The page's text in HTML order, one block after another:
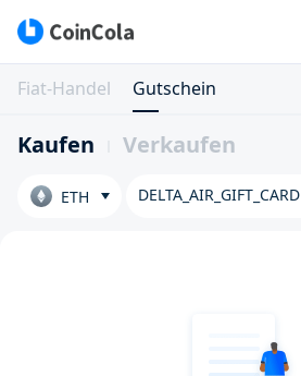
Fiat-Handel Gutschein
Kaufen Verkaufen
ETH DELTA_AIR_GIFT_CARD